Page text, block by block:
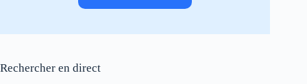
Rechercher en direct